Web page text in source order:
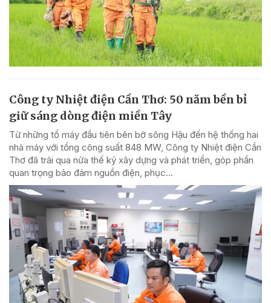
Công ty Nhiệt điện Cần Thơ: 50 năm bền bỉ
giữ sáng dòng điện miền Tây
Từ những tổ máy đầu tiên bên bờ sông Hậu đến hệ thống hai
nhà máy với tổng công suất 848 MW, Công ty Nhiệt điện Cần
Thơ đã trải qua nửa thế kỷ xây dựng và phát triển, góp phần
quan trọng bảo đảm nguồn điện, phục...